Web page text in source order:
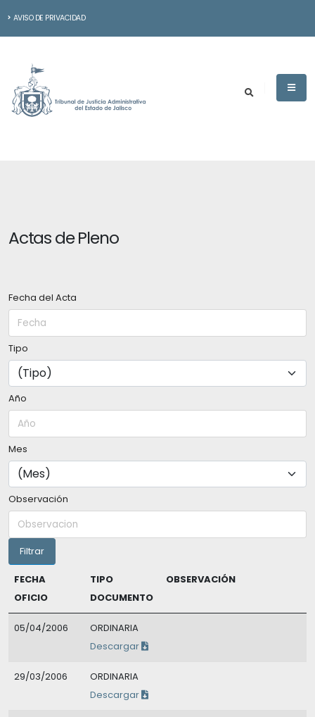
AVISO DE PRIVACIDAD
Actas de Pleno
Fecha del Acta
Tipo
Año
Mes
Observación
FECHA TIPO
OBSERVACIÓN
OFICIO
DOCUMENTO
05/04/2006
ORDINARIA
Descargar
29/03/2006
ORDINARIA
Descargar